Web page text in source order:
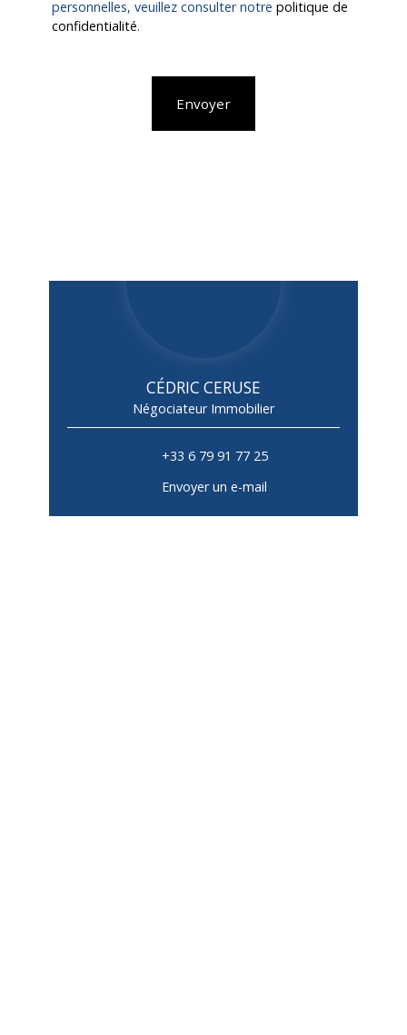
personnelles, veuillez consulter notre politique de
confidentialité.
Envoyer
CÉDRIC CERUSE
Négociateur Immobilier
+33 6 79 91 77 25
Envoyer un e-mail